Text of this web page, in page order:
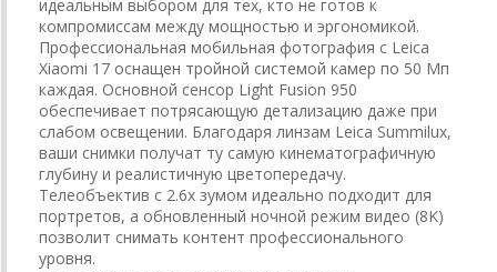
идеальным выбором для тех, кто не готов к
компромиссам между мощностью и эргономикой.
Профессиональная мобильная фотография с Leica
Xiaomi 17 оснащен тройной системой камер по 50 Мп
каждая. Основной сенсор Light Fusion 950
обеспечивает потрясающую детализацию даже при
слабом освещении. Благодаря линзам Leica Summilux,
ваши снимки получат ту самую кинематографичную
глубину и реалистичную цветопередачу.
Телеобъектив с 2.6х зумом идеально подходит для
портретов, а обновленный ночной режим видео (8K)
позволит снимать контент профессионального
уровня.